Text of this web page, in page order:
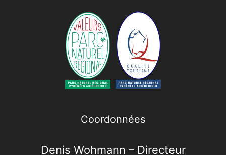
Coordonnées
Denis Wohmann – Directeur